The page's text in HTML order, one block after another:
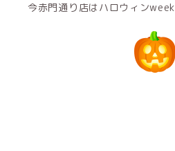
今赤門通り店はハロウィンweek